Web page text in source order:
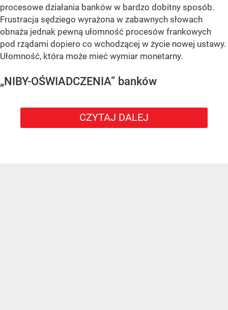
procesowe działania banków w bardzo dobitny sposób.
Frustracja sędziego wyrażona w zabawnych słowach
obnaża jednak pewną ułomność procesów frankowych
pod rządami dopiero co wchodzącej w życie nowej ustawy.
Ułomność, która może mieć wymiar monetarny.
„NIBY-OŚWIADCZENIA” banków
CZYTAJ DALEJ